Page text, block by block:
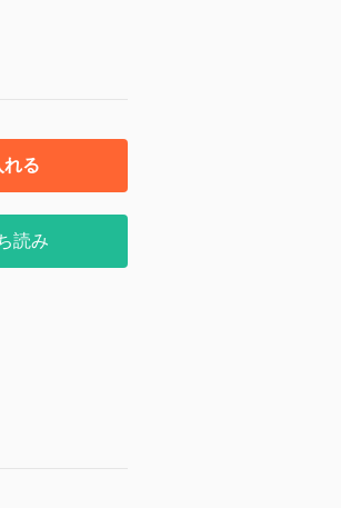
れる
読み